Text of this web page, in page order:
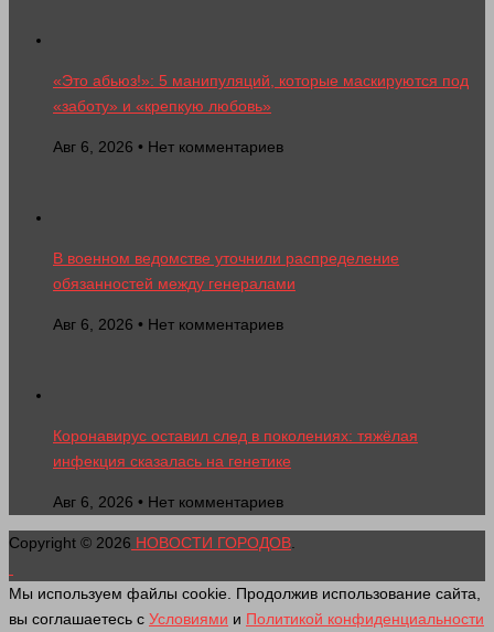
«Это абьюз!»: 5 манипуляций, которые маскируются под
«заботу» и «крепкую любовь»
Авг 6, 2026 • Нет комментариев
В военном ведомстве уточнили распределение
обязанностей между генералами
Авг 6, 2026 • Нет комментариев
Коронавирус оставил след в поколениях: тяжёлая
инфекция сказалась на генетике
Авг 6, 2026 • Нет комментариев
Copyright © 2026 НОВОСТИ ГОРОДОВ
Мы используем файлы cookie. Продолжив использование сайта,
вы соглашаетесь с Условиями и Политикой конфиденциальности